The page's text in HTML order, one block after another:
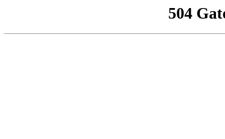
504